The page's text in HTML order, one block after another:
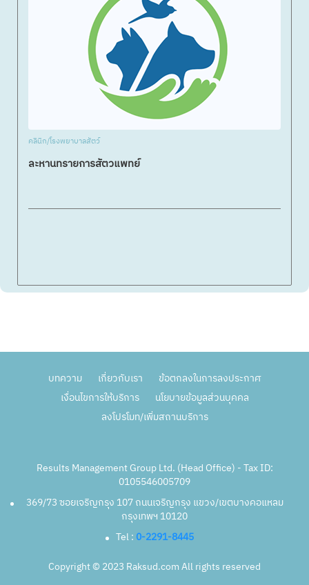
คลินิก/โรงพยาบาลสัตว์
ละหานทรายการสัตวแพทย์
บทความ เกี่ยวกับเรา
ข้อตกลงในการลงประกาศ
เงื่อนไขการให้บริการ
นโยบายข้อมูลส่วนบุคคล
ลงโปรโมท/เพิ่มสถานบริการ
Results Management Group Ltd. (Head Office) - Tax ID:
0105546005709
369/73 ซอยเจริญกรุง 107 ถนนเจริญกรุง แขวง/เขตบางคอแหลม
กรุงเทพฯ 10120
Tel : 0-2291-8445
Copyright © 2023 Raksud.com All rights reserved